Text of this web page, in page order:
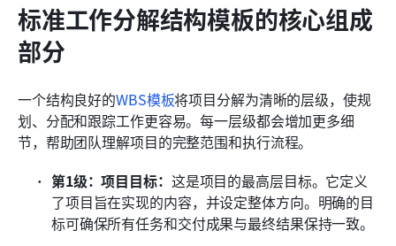
标准工作分解结构模板的核心组成
部分
一个结构良好的WBS模板将项目分解为清晰的层级，使规
划、分配和跟踪工作更容易。每一层级都会增加更多细
节，帮助团队理解项目的完整范围和执行流程。
第1级：项目目标： 这是项目的最高层目标。它定义
了项目旨在实现的内容，并设定整体方向。明确的目
标可确保所有任务和交付成果与最终结果保持一致。